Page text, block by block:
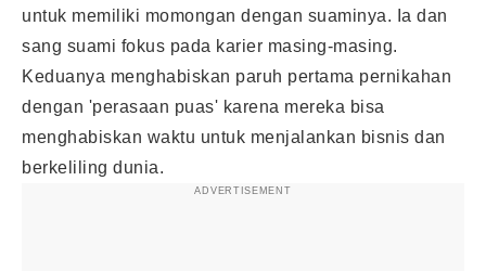
untuk memiliki momongan dengan suaminya. Ia dan
sang suami fokus pada karier masing-masing.
Keduanya menghabiskan paruh pertama pernikahan
dengan 'perasaan puas' karena mereka bisa
menghabiskan waktu untuk menjalankan bisnis dan
berkeliling dunia.
ADVERTISEMENT